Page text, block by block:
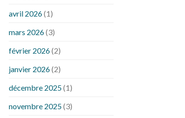
avril 2026(1)
mars 2026(3)
février 2026(2)
janvier 2026(2)
décembre 2025(1)
novembre 2025(3)